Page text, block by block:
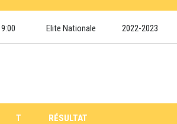
Elite Nationale 2022-2023
T RÉSULTAT